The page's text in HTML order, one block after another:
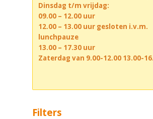
Dinsdag t/m vrijdag:
09.00 – 12.00 uur
12.00 – 13.00 uur gesloten i.v.m.
lunchpauze
13.00 – 17.30 uur
Zaterdag van 9.00-12.00 13.00-
Filters